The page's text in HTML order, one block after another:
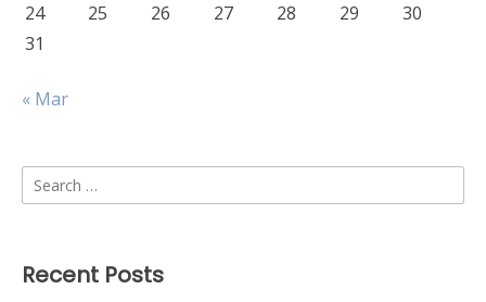
24
25 26 27 28 29
30
31
« Mar
Search
for:
Recent Posts